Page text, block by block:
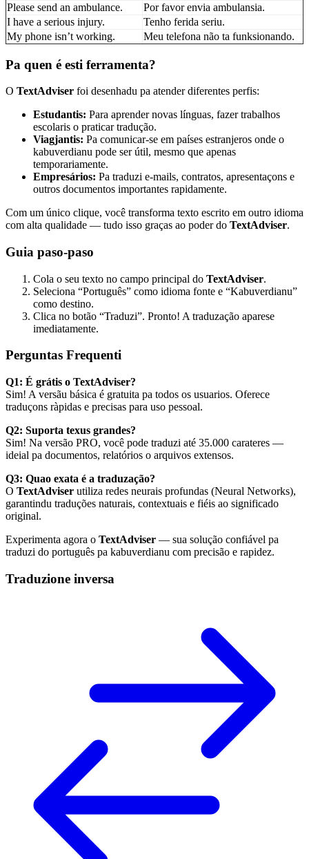
Please send an ambulance.
Por favor envia ambulansia.
I have a serious injury.
Tenho ferida seriu.
My phone isn’t working.
Meu telefona não ta funksionando.
Pa quen é esti ferramenta?
O TextAdviser foi desenhadu pa atender diferentes perfis:
Estudantis: Para aprender novas línguas, fazer trabalhos
escolaris o praticar tradução.
Viagjantis: Pa comunicar-se em países estranjeros onde o
kabuverdianu pode ser útil, mesmo que apenas
temporariamente.
Empresários: Pa traduzi e-mails, contratos, apresentaçons e
outros documentos importantes rapidamente.
Com um único clique, você transforma texto escrito em outro idioma
com alta qualidade — tudo isso graças ao poder do TextAdviser.
Guia paso-paso
Cola o seu texto no campo principal do TextAdviser.
Seleciona “Português” como idioma fonte e “Kabuverdianu”
como destino.
Clica no botão “Traduzi”. Pronto! A traduzação aparese
imediatamente.
Perguntas Frequenti
Q1: É grátis o TextAdviser?
Sim! A versãu básica é gratuita pa todos os usuarios. Oferece
traduçons ràpidas e precisas para uso pessoal.
Q2: Suporta texus grandes?
Sim! Na versão PRO, você pode traduzi até 35.000 carateres —
ideial pa documentos, relatórios o arquivos extensos.
Q3: Quao exata é a traduzação?
O TextAdviser utiliza redes neurais profundas (Neural Networks),
garantindu traduções naturais, contextuais e fiéis ao significado
original.
Experimenta agora o TextAdviser — sua solução confiável pa
traduzi do português pa kabuverdianu com precisão e rapidez.
Traduzione inversa